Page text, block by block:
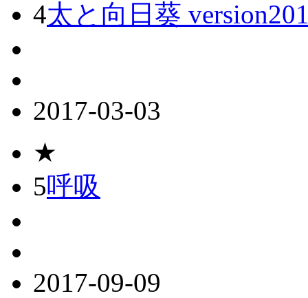
4太と向日葵
2017-03-03
★
5呼吸
2017-09-09